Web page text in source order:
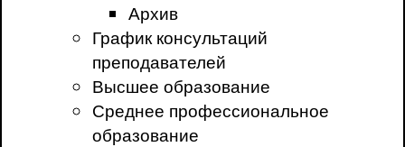
Архив
График консультаций
преподавателей
Высшее образование
Среднее профессиональное
образование